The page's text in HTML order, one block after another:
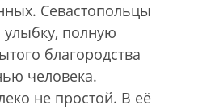
Севастопольцы
полную
благородства
человека.
не простой. В её